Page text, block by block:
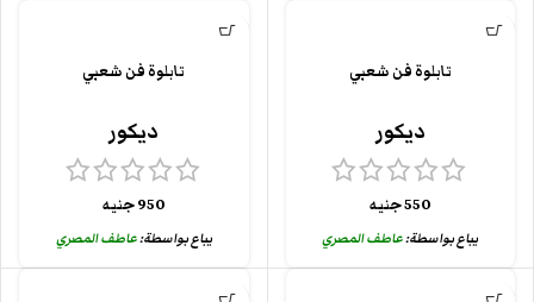
تابلوة فن شعبي
ديكور
550جنيه
يباع بواسطة:عاطف المصري
تابلوة فن شعبي
ديكور
950جنيه
يباع بواسطة:عاطف المصري